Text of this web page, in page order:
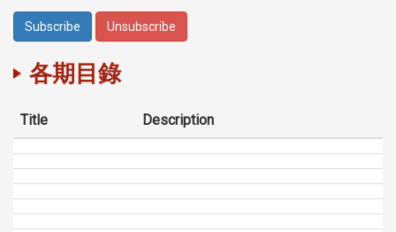
各期目錄
Title Description